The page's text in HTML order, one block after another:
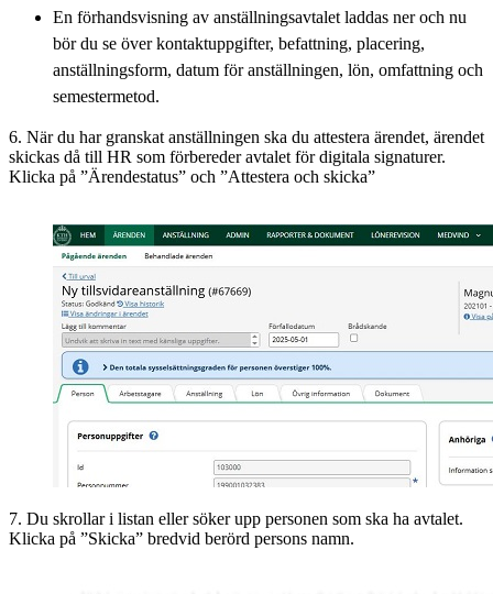
En förhandsvisning av anställningsavtalet laddas ner och nu
bör du se över kontaktuppgifter, befattning, placering,
anställningsform, datum för anställningen, lön, omfattning och
semestermetod.
6. När du har granskat anställningen ska du attestera ärendet, ärendet
skickas då till HR som förbereder avtalet för digitala signaturer.
Klicka på ”Ärendestatus” och ”Attestera och skicka”
7. Du skrollar i listan eller söker upp personen som ska ha avtalet.
Klicka på ”Skicka” bredvid berörd persons namn.